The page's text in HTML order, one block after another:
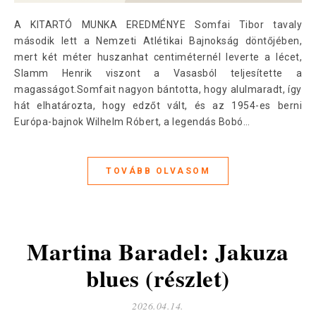
A KITARTÓ MUNKA EREDMÉNYE Somfai Tibor tavaly
második lett a Nemzeti Atlétikai Bajnokság döntőjében,
mert két méter huszanhat centiméternél leverte a lécet,
Slamm Henrik viszont a Vasasból teljesítette a
magasságot.Somfait nagyon bántotta, hogy alulmaradt, így
hát elhatározta, hogy edzőt vált, és az 1954-es berni
Európa-bajnok Wilhelm Róbert, a legendás Bobó…
TOVÁBB OLVASOM
Martina Baradel: Jakuza
blues (részlet)
2026.04.14.